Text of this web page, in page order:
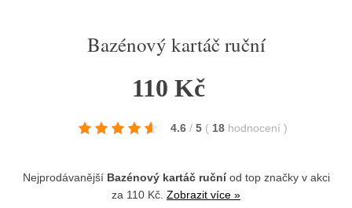
Bazénový kartáč ruční
110 Kč
4.6 / 5 ( 18 hodnocení )
Nejprodávanější Bazénový kartáč ručníod top značky v akci
za 110 Kč. Zobrazit více »